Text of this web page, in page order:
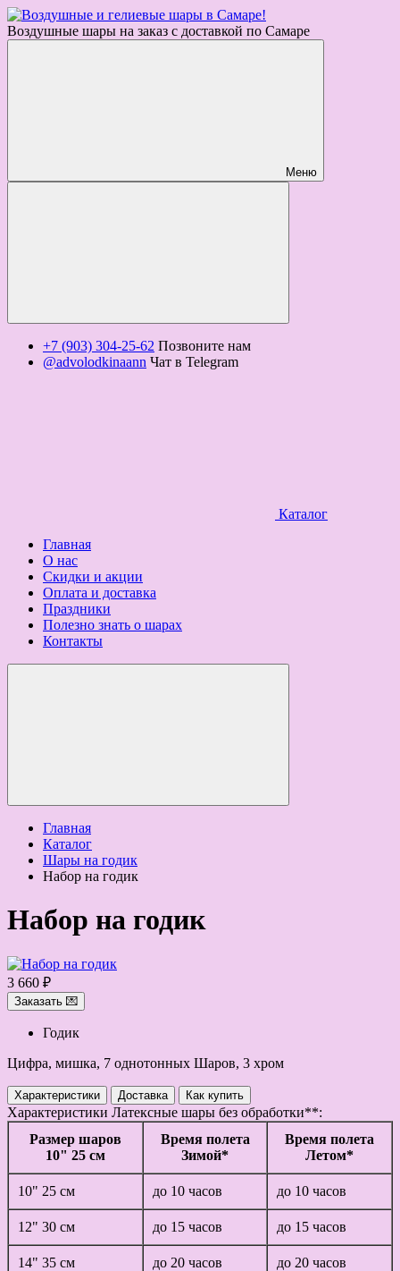
Воздушные шары на заказ с доставкой по Самаре
Меню
+7 (903) 304-25-62 Позвоните нам
@advolodkinaann Чат в Telegram
Каталог
Главная
О нас
Скидки и акции
Оплата и доставка
Праздники
Полезно знать о шарах
Контакты
Главная
Каталог
Шары на годик
Набор на годик
Набор на годик
3 660 ₽
Заказать 💌
Годик
Цифра, мишка, 7 однотонных Шаров, 3 хром
Характеристики Доставка Как купить
Характеристики Латексные шары без обработки**:
Размер шаров
10" 25 см
Время полета
Зимой*
Время полета
Летом*
10" 25 см до 10 часов до 10 часов
12" 30 см до 15 часов до 15 часов
14" 35 см до 20 часов
до 20 часов